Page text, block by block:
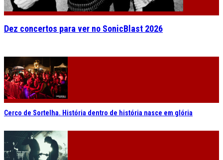
Dez concertos para ver no SonicBlast 2026
Cerco de Sortelha. História dentro de história nasce em glória